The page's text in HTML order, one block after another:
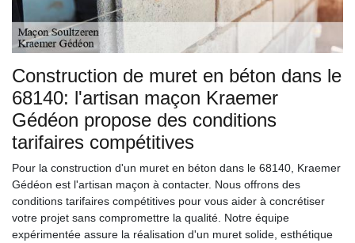
Construction de muret en béton dans le
68140: l'artisan maçon Kraemer
Gédéon propose des conditions
tarifaires compétitives
Pour la construction d'un muret en béton dans le 68140, Kraemer
Gédéon est l'artisan maçon à contacter. Nous offrons des
conditions tarifaires compétitives pour vous aider à concrétiser
votre projet sans compromettre la qualité. Notre équipe
expérimentée assure la réalisation d'un muret solide, esthétique